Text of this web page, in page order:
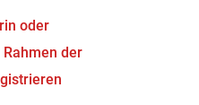
oder
der